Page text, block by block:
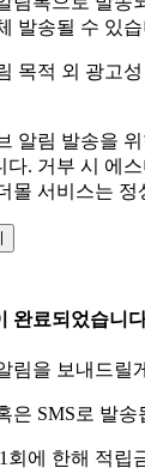
발송될 수 있
목적 외 광고성
알림 발송을
. 거부 시 에
몰 서비스는
완료되었습니
림을 보내드릴
은 SMS로 발송
에 한해 적립